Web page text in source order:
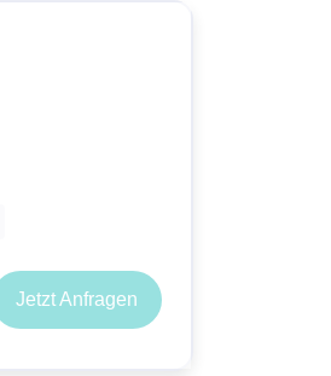
Jetzt Anfragen